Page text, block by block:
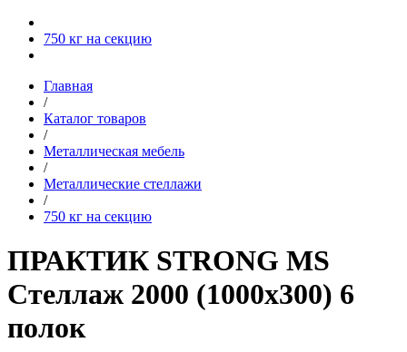
750 кг на секцию
Главная
/
Каталог товаров
/
Металлическая мебель
/
Металлические стеллажи
/
750 кг на секцию
ПРАКТИК STRONG MS
Стеллаж 2000 (1000х300) 6
полок